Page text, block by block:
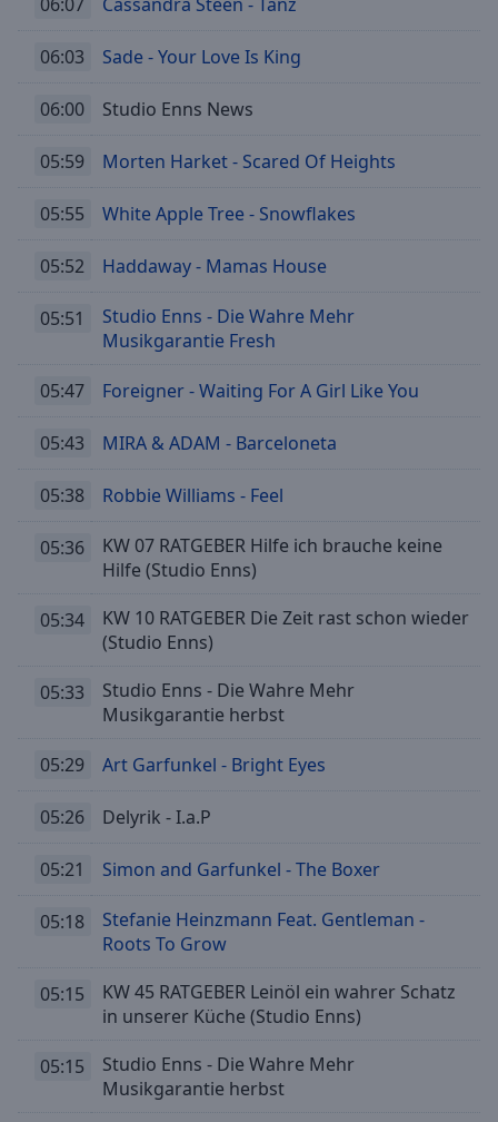
06:03 Sade - Your Love Is King
06:00 Studio Enns News
05:59 Morten Harket - Scared Of Heights
05:55 White Apple Tree - Snowflakes
05:52 Haddaway - Mamas House
05:51
Studio Enns - Die Wahre Mehr
Musikgarantie Fresh
05:47 Foreigner - Waiting For A Girl Like You
05:43 MIRA & ADAM - Barceloneta
05:38 Robbie Williams - Feel
05:36
KW 07 RATGEBER Hilfe ich brauche keine
Hilfe (Studio Enns)
05:34
KW 10 RATGEBER Die Zeit rast schon wieder
(Studio Enns)
05:33
Studio Enns - Die Wahre Mehr
Musikgarantie herbst
05:29 Art Garfunkel - Bright Eyes
05:26 Delyrik - I.a.P
05:21 Simon and Garfunkel - The Boxer
05:18
Stefanie Heinzmann Feat. Gentleman -
Roots To Grow
05:15
KW 45 RATGEBER Leinöl ein wahrer Schatz
in unserer Küche (Studio Enns)
05:15
Studio Enns - Die Wahre Mehr
Musikgarantie herbst